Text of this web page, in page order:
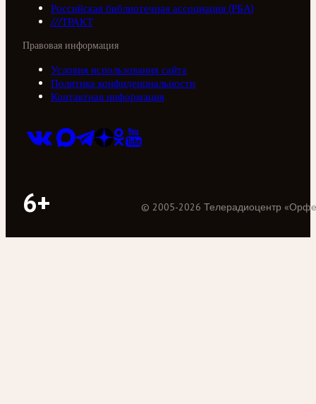
Российская библиотечная ассоциация (РБА)
///ТРАКТ
Правовая информация
Условия использования сайта
Политика конфиденциальности
Контактная информация
6+ © 2005-2026 Телерадиоцентр